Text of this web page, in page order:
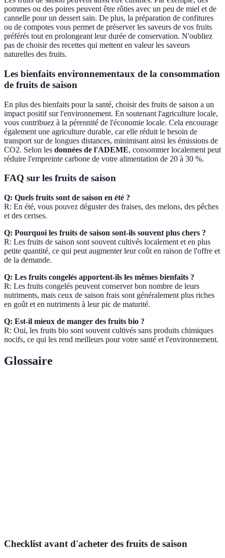
pommes ou des poires peuvent être rôties avec un peu de miel et de
cannelle pour un dessert sain. De plus, la préparation de confitures
ou de compotes vous permet de préserver les saveurs de vos fruits
préférés tout en prolongeant leur durée de conservation. N'oubliez
pas de choisir des recettes qui mettent en valeur les saveurs
naturelles des fruits.
Les bienfaits environnementaux de la consommation
de fruits de saison
En plus des bienfaits pour la santé, choisir des fruits de saison a un
impact positif sur l'environnement. En soutenant l'agriculture locale,
vous contribuez à la pérennité de l'économie locale. Cela encourage
également une agriculture durable, car elle réduit le besoin de
transport sur de longues distances, minimisant ainsi les émissions de
CO2. Selon les données de l'ADEME, consommer localement peut
réduire l'empreinte carbone de votre alimentation de 20 à 30 %.
FAQ sur les fruits de saison
Q: Quels fruits sont de saison en été ?
R: En été, vous pouvez déguster des fraises, des melons, des pêches
et des cerises.
Q: Pourquoi les fruits de saison sont-ils souvent plus chers ?
R: Les fruits de saison sont souvent cultivés localement et en plus
petite quantité, ce qui peut augmenter leur coût en raison de l'offre et
de la demande.
Q: Les fruits congelés apportent-ils les mêmes bienfaits ?
R: Les fruits congelés peuvent conserver bon nombre de leurs
nutriments, mais ceux de saison frais sont généralement plus riches
en goût et en nutriments à leur pic de maturité.
Q: Est-il mieux de manger des fruits bio ?
R: Oui, les fruits bio sont souvent cultivés sans produits chimiques
nocifs, ce qui les rend meilleurs pour votre santé et l'environnement.
Glossaire
Checklist avant d'acheter des fruits de saison